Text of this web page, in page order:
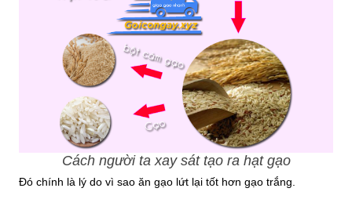
Cách người ta xay sát tạo ra hạt gạo
Đó chính là lý do vì sao ăn gạo lứt lại tốt hơn gạo trắng.